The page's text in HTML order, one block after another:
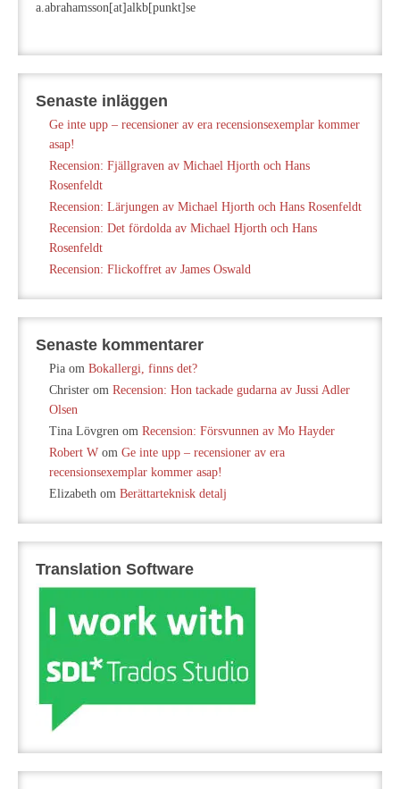
a.abrahamsson[at]alkb[punkt]se
Senaste inläggen
Ge inte upp – recensioner av era recensionsexemplar kommer
asap!
Recension: Fjällgraven av Michael Hjorth och Hans
Rosenfeldt
Recension: Lärjungen av Michael Hjorth och Hans Rosenfeldt
Recension: Det fördolda av Michael Hjorth och Hans
Rosenfeldt
Recension: Flickoffret av James Oswald
Senaste kommentarer
Pia om Bokallergi, finns det?
Christer om Recension: Hon tackade gudarna av Jussi Adler
Olsen
Tina Lövgren om Recension: Försvunnen av Mo Hayder
Robert W om Ge inte upp – recensioner av era
recensionsexemplar kommer asap!
Elizabeth om Berättarteknisk detalj
Translation Software